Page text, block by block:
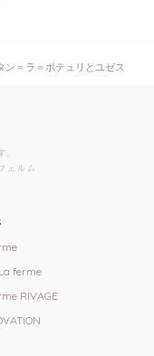
＝ラ＝ポテュリとユゼス
。
ェルム
ferme
RIVAGE